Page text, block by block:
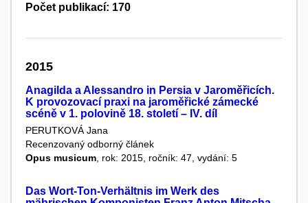
Počet publikací: 170
2015
Anagilda a Alessandro in Persia v Jaroměřicích.
K provozovací praxi na jaroměřické zámecké
scéně v 1. polovině 18. století – IV. díl
PERUTKOVÁ Jana
Recenzovaný odborný článek
Opus musicum , rok: 2015, ročník: 47, vydání: 5
Das Wort-Ton-Verhältnis im Werk des